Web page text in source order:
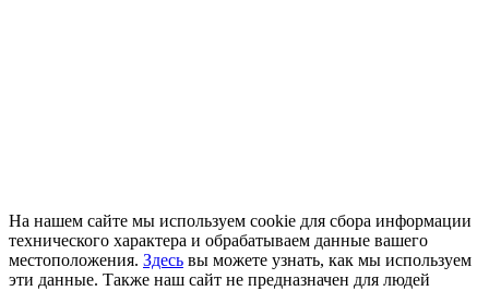
На нашем сайте мы используем cookie для сбора информации
технического характера и обрабатываем данные вашего
местоположения. Здесь вы можете узнать, как мы используем
эти данные. Также наш сайт не предназначен для людей